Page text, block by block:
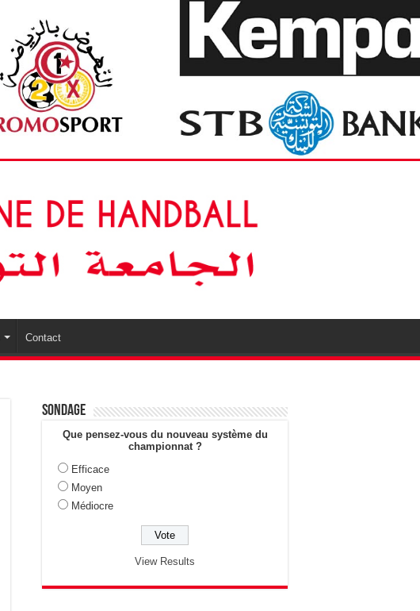
Contact
Sondage
Que pensez-vous du nouveau système du
championnat ?
Efficace
Moyen
Médiocre
View Results